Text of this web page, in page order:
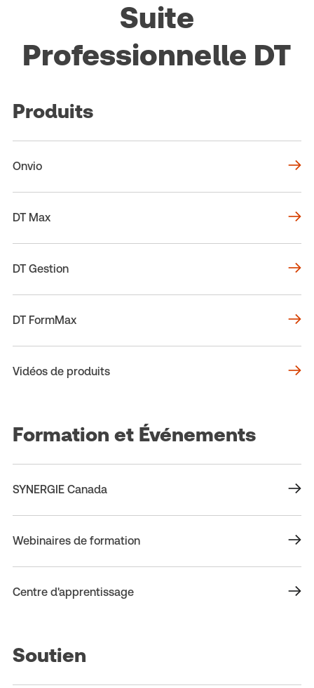
Suite
Professionnelle DT
Produits
Onvio
DT Max
DT Gestion
DT FormMax
Vidéos de produits
Formation et Événements
SYNERGIE Canada
Webinaires de formation
Centre d'apprentissage
Soutien